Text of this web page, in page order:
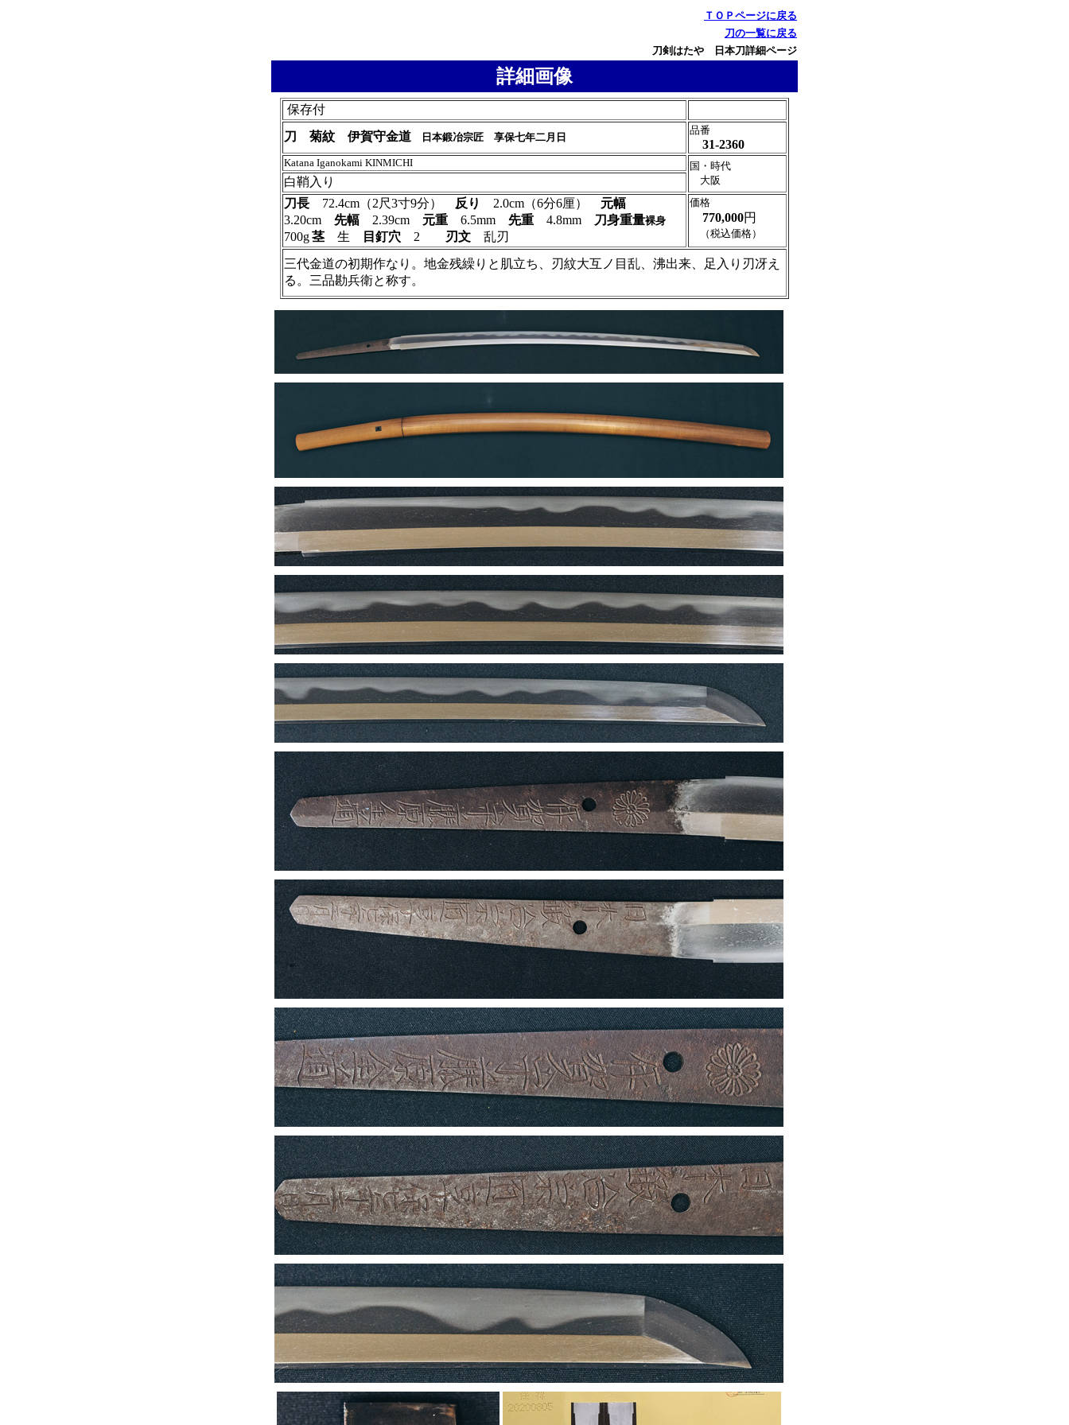
ＴＯＰページに戻る
刀の一覧に戻る
刀剣はたや 日本刀詳細ページ
詳細画像
保存付
刀 菊紋 伊賀守金道 日本鍛冶宗匠 享保七年二月日
品番
31-2360
Katana Iganokami KINMICHI
国・時代
大阪
白鞘入り
刀長 72.4cm（2尺3寸9分） 反り 2.0cm（6分6厘） 元幅
3.20cm 先幅 2.39cm 元重 6.5mm 先重 4.8mm 刀身重量裸身
700g茎 生 目釘穴 2 刃文 乱刃
価格
770,000円
（税込価格）
三代金道の初期作なり。地金残繰りと肌立ち、刃紋大互ノ目乱、沸出来、足入り刃冴え
る。三品勘兵衛と称す。